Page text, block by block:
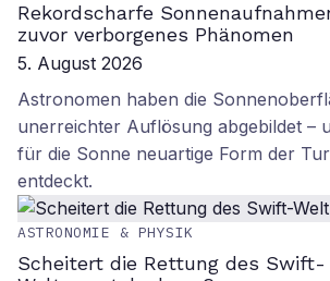
Rekordscharfe
zuvor verborgenes Phänomen
5. August 2026
Astronomen haben die
unerreichter Auflösung abgebildet –
für die Sonne neuartige Form der
entdeckt.
ASTRONOMIE & PHYSIK
Scheitert die Rettung des Swift-